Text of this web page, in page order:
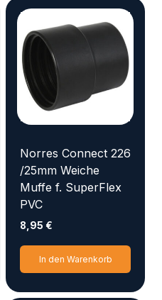
Norres Connect 226
/25mm Weiche
Muffe f. SuperFlex
PVC
8,95 €
In den Warenkorb